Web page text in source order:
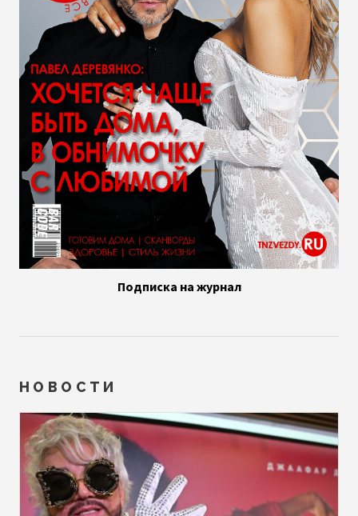
Подписка на журнал
НОВОСТИ